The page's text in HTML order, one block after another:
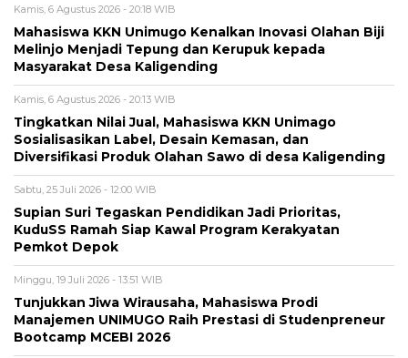
Kamis, 6 Agustus 2026 - 20:18 WIB
Mahasiswa KKN Unimugo Kenalkan Inovasi Olahan Biji
Melinjo Menjadi Tepung dan Kerupuk kepada
Masyarakat Desa Kaligending
Kamis, 6 Agustus 2026 - 20:13 WIB
Tingkatkan Nilai Jual, Mahasiswa KKN Unimago
Sosialisasikan Label, Desain Kemasan, dan
Diversifikasi Produk Olahan Sawo di desa Kaligending
Sabtu, 25 Juli 2026 - 12:00 WIB
Supian Suri Tegaskan Pendidikan Jadi Prioritas,
KuduSS Ramah Siap Kawal Program Kerakyatan
Pemkot Depok
Minggu, 19 Juli 2026 - 13:51 WIB
Tunjukkan Jiwa Wirausaha, Mahasiswa Prodi
Manajemen UNIMUGO Raih Prestasi di Studenpreneur
Bootcamp MCEBI 2026